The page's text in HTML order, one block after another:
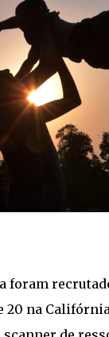
foram
20 na